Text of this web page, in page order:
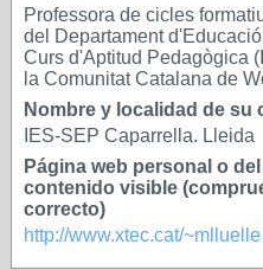
Professora de cicles
del Departament
Curs d'Aptitud Pedagògica
la Comunitat Catalana de
Nombre y localidad de su
IES-SEP Caparrella. Lleida
Página web personal o
contenido visible
correcto)
http://www.xtec.cat/~mlluelle